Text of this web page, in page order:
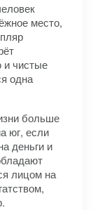
место,
и чистые
одна
больше
юг, если
деньги и
лицом на